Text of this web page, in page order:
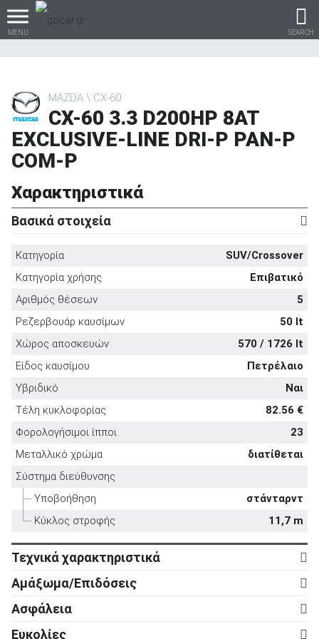
MENU SEARCH
Βρες τα πάντα για το
αυτοκίνητο!
Καινούρια
Μεταχειρισμένα
ΑΝΑΖΗΤΗΣΗ
Επιχειρήσεις
MAZDA CX-60
CX-60 3.3 D200HP 8AT
EXCLUSIVE-LINE DRI-P PAN-P
COM-P
Χαρακτηριστικά
Βασικά στοιχεία
Κατηγορία
SUV/Crossover
Κατηγορία χρήσης
Επιβατικό
Αριθμός θέσεων
5
Ρεζερβουάρ καυσίμων
50 lt
Χώρος αποσκευών
570 / 1726 lt
Είδος καυσίμου
Πετρέλαιο
Υβριδικό
Ναι
Τέλη κυκλοφορίας
82.56 €
Φορολογήσιμοι ίπποι
23
Μεταλλικό χρώμα
διατίθεται
Σύστημα διεύθυνσης
Υποβοήθηση
στάνταρντ
Κύκλος στροφής
11,7 m
Τεχνικά χαρακτηριστικά
Κινητήρας
Κύλινδροι
6
Βαλβίδες
24
Κυβισμός
3.283 cc
Αμάξωμα/Επιδόσεις
Αμάξωμα
Τύπος
5d
Ασφάλεια
Ενεργητική ασφάλεια
Ευκολίες